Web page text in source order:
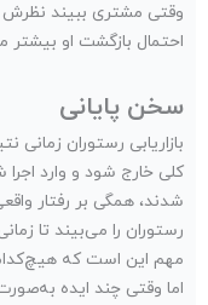
وقتی مشتری ببیند
احتمال بازگشت او
سخن پایانی
بازاریابی رستوران
کلی خارج شود و وارد
شدند، همگی بر رفتار
رستوران را می‌بیند تا
مهم این است که
اما وقتی چند ایده